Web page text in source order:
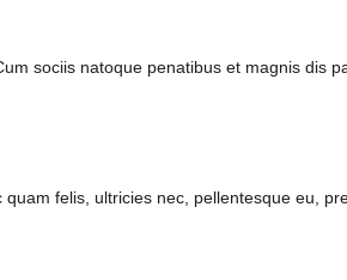
sociis natoque penatibus et magnis dis
felis, ultricies nec, pellentesque eu,